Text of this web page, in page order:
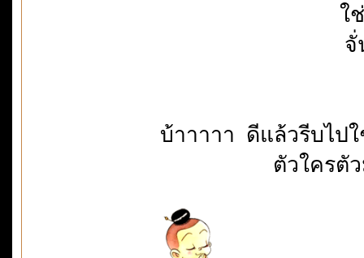
ใ
จั่
บ้าาาาา ดีแล้วรีบไป
ตัวใครตั